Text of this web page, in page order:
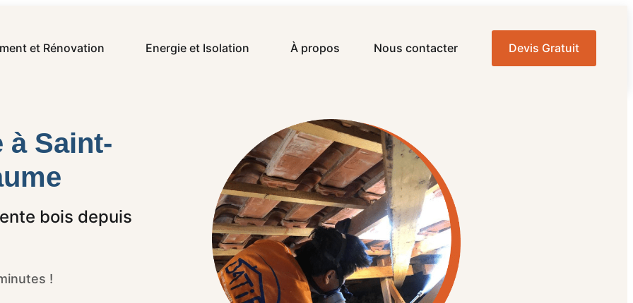
et Rénovation Energie et Isolation À propos Nous contacter Devis Gratuit
à Saint-
bois depuis
!